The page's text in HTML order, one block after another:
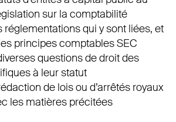
sur la comptabilité
réglementations qui y sont liées, et
principes comptables SEC
questions de droit des
à leur statut
de lois ou d’arrêtés royaux
les matières précitées